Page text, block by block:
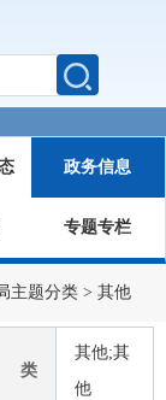
政务信息
专题专栏
主题分类 > 其他
类
其他;其
他